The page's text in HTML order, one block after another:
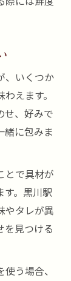
、いくつか
えます。
せ、好みで
緒に包みま
とで具材が
す。黒川駅
やタレが異
を見つける
う場合、